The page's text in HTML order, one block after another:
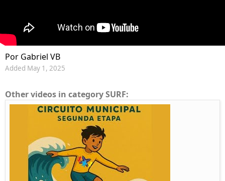
Por Gabriel VB
Added May 1, 2025
Other videos in category SURF: